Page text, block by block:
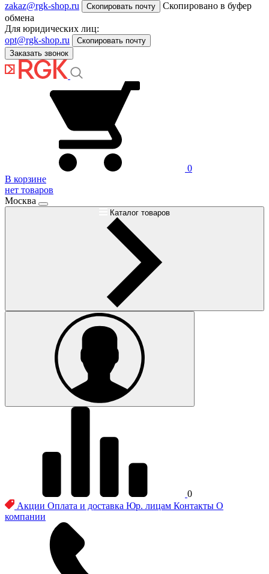
zakaz@rgk-shop.ru
Скопировать почту
Скопировано в буфер
обмена
Для юридических лиц:
opt@rgk-shop.ru
Скопировать почту
Заказать звонок
0
В корзине
нет товаров
Москва
Каталог товаров
0
Акции Оплата и доставка Юр. лицам Контакты О
компании